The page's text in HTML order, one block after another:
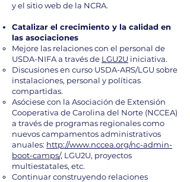
y el sitio web de la NCRA.
Catalizar el crecimiento y la calidad en
las asociaciones
Mejore las relaciones con el personal de
USDA-NIFA a través de LGU2U iniciativa.
Discusiones en curso USDA-ARS/LGU sobre
instalaciones, personal y políticas
compartidas.
Asóciese con la Asociación de Extensión
Cooperativa de Carolina del Norte (NCCEA)
a través de programas regionales como
nuevos campamentos administrativos
anuales: http://www.nccea.org/nc-admin-
boot-camps/, LGU2U, proyectos
multiestatales, etc.
Continuar construyendo relaciones